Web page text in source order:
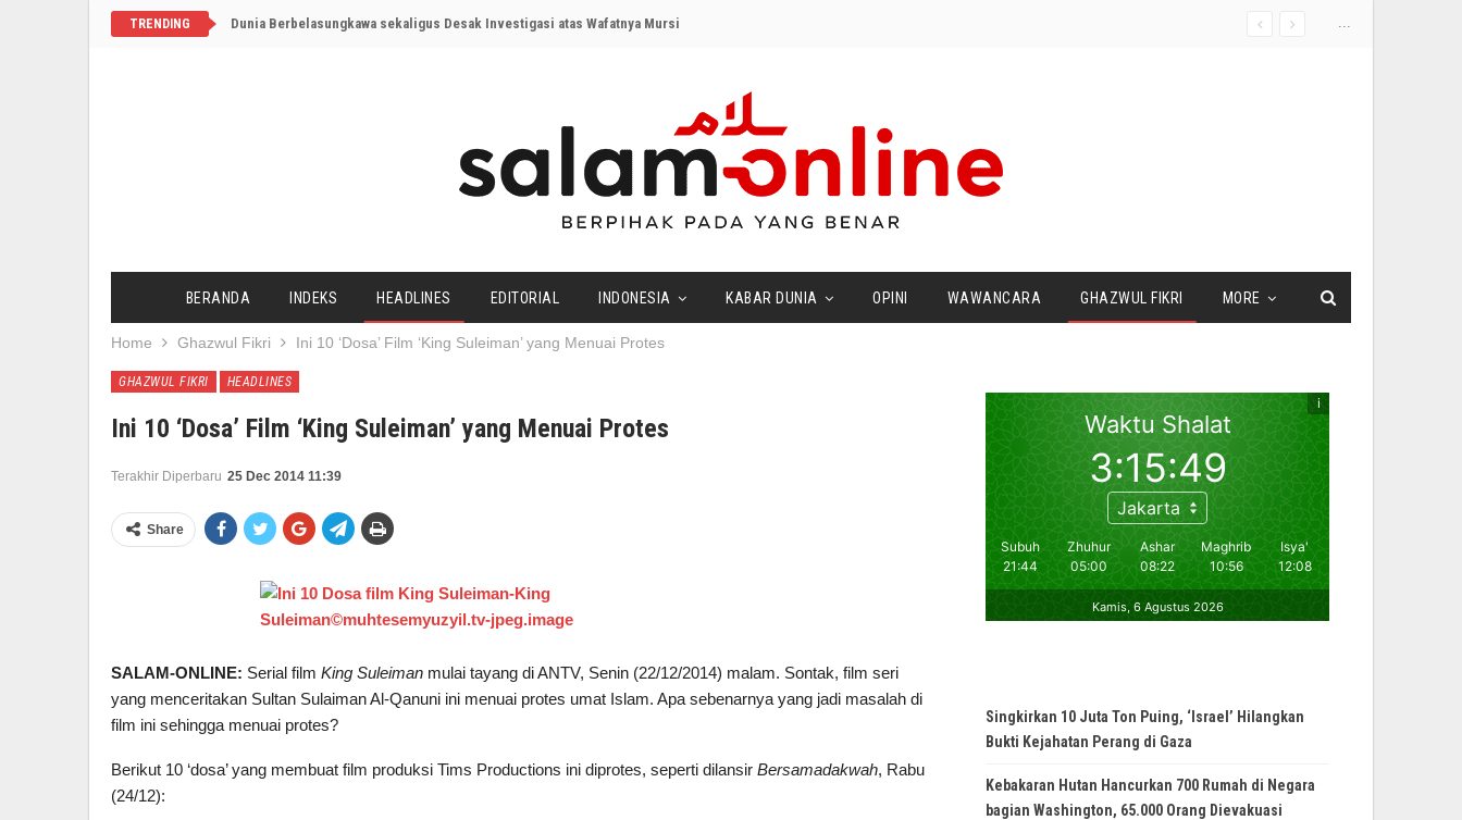
...
TRENDING Dunia Berbelasungkawa sekaligus Desak Investigasi atas Wafatnya Mursi
BERANDA INDEKS HEADLINES EDITORIAL INDONESIA KABAR DUNIA OPINI WAWANCARA GHAZWUL FIKRI MORE
Home Ghazwul Fikri Ini 10 ‘Dosa’ Film ‘King Suleiman’ yang Menuai Protes
GHAZWUL FIKRI HEADLINES
Ini 10 ‘Dosa’ Film ‘King Suleiman’ yang Menuai Protes
Terakhir Diperbaru 25 Dec 2014 11:39
Share
SALAM-ONLINE: Serial film King Suleiman mulai tayang di ANTV, Senin (22/12/2014) malam. Sontak, film seri
yang menceritakan Sultan Sulaiman Al-Qanuni ini menuai protes umat Islam. Apa sebenarnya yang jadi masalah di
film ini sehingga menuai protes?
Berikut 10 ‘dosa’ yang membuat film produksi Tims Productions ini diprotes, seperti dilansir Bersamadakwah, Rabu
(24/12):
Singkirkan 10 Juta Ton Puing, ‘Israel’ Hilangkan
Bukti Kejahatan Perang di Gaza
Kebakaran Hutan Hancurkan 700 Rumah di Negara
bagian Washington, 65.000 Orang Dievakuasi